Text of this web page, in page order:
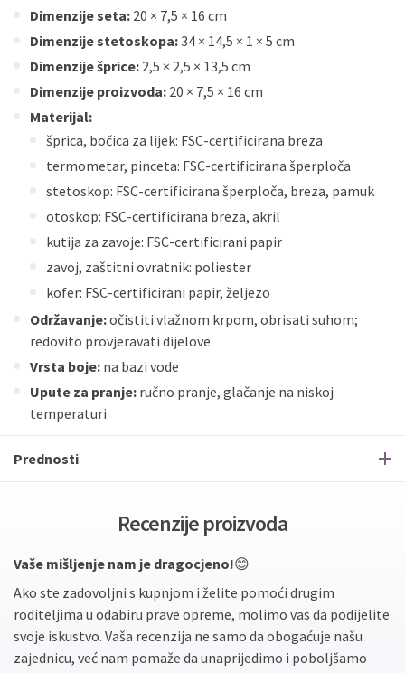
Dimenzije seta: 20 × 7,5 × 16 cm
Dimenzije stetoskopa:34 × 14,5 × 1 × 5 cm
Dimenzije šprice: 2,5 × 2,5 × 13,5 cm
Dimenzije proizvoda: 20 × 7,5 × 16 cm
Materijal:
šprica, bočica za lijek: FSC-certificirana breza
termometar, pinceta: FSC-certificirana šperploča
stetoskop: FSC-certificirana šperploča, breza, pamuk
otoskop: FSC-certificirana breza, akril
kutija za zavoje: FSC-certificirani papir
zavoj, zaštitni ovratnik: poliester
kofer: FSC-certificirani papir, željezo
Održavanje:očistiti vlažnom krpom, obrisati suhom;
redovito provjeravati dijelove
Vrsta boje: na bazi vode
Upute za pranje: ručno pranje, glačanje na niskoj
temperaturi
Prednosti
Recenzije proizvoda
Vaše mišljenje nam je dragocjeno!😊
Ako ste zadovoljni s kupnjom i želite pomoći drugim
roditeljima u odabiru prave opreme, molimo vas da podijelite
svoje iskustvo. Vaša recenzija ne samo da obogaćuje našu
zajednicu, već nam pomaže da unaprijedimo i poboljšamo